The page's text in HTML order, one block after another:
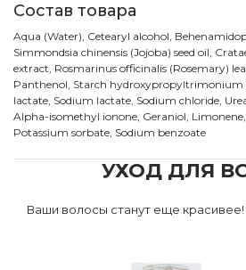
Состав товара
Aqua (Water), Cetearyl alcohol,
Simmondsia chinensis (Jojoba) seed oil,
extract, Rosmarinus officinalis (Rosemary)
Panthenol, Starch hydroxypropyltrimonium
lactate, Sodium lactate, Sodium chloride,
Alpha-isomethyl ionone, Geraniol,
Potassium sorbate, Sodium benzoate
УХОД ДЛЯ
Ваши волосы станут еще красивее!